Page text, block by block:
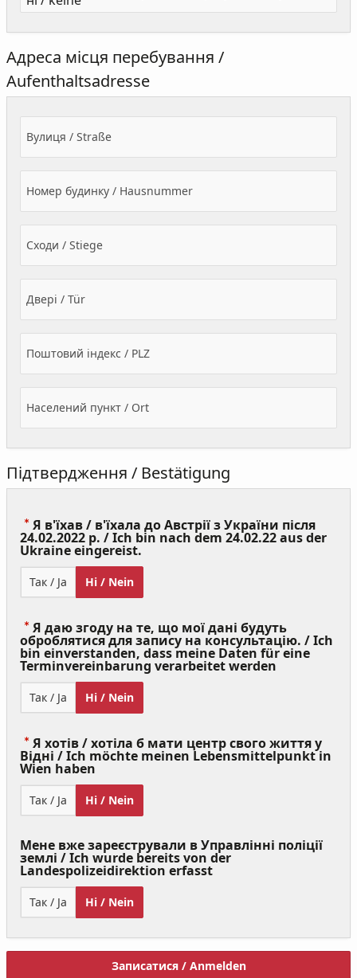
Адреса місця перебування /
Aufenthaltsadresse
Вулиця / Straße
Номер будинку / Hausnummer
Сходи / Stiege
Двері / Tür
Поштовий індекс / PLZ
Населений пункт / Ort
Підтвердження / Bestätigung
Я в'їхав / в'їхала до Австрії з України після
24.02.2022 р. / Ich bin nach dem 24.02.22 aus der
Ukraine eingereist.
Required)
Так / Ja Ні / Nein
Я даю згоду на те, що мої дані будуть
оброблятися для запису на консультацію. / Ich
bin einverstanden, dass meine Daten für eine
Terminvereinbarung verarbeitet werden
Так / Ja Ні / Nein
Я хотів / хотіла б мати центр свого життя у
Відні / Ich möchte meinen Lebensmittelpunkt in
Wien haben
Required)
Так / Ja Ні / Nein
Мене вже зареєстрували в Управлінні поліції
землі / Ich wurde bereits von der
Landespolizeidirektion erfasst
Так / Ja Ні / Nein
Записатися / Anmelden